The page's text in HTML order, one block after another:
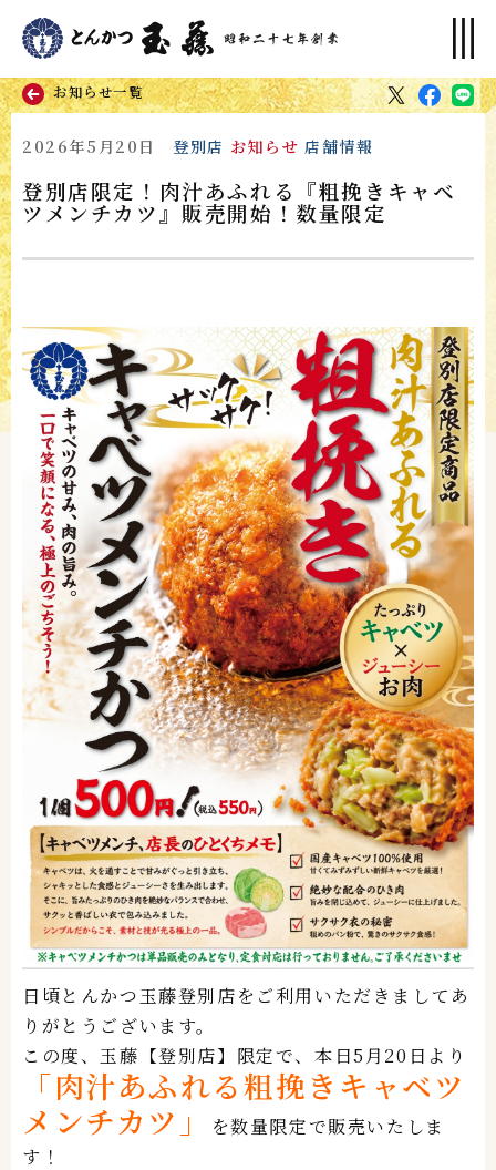
お知らせ一覧
2026年5月20日 登別店 お知らせ 店舗情報
登別店限定！肉汁あふれる『粗挽きキャベ
ツメンチカツ』販売開始！数量限定
日頃とんかつ玉藤登別店をご利用いただきましてあ
りがとうございます。
この度、玉藤【登別店】限定で、本日5月20日より
「肉汁あふれる粗挽きキャベツ
メンチカツ」
を数量限定で販売いたしま
す！